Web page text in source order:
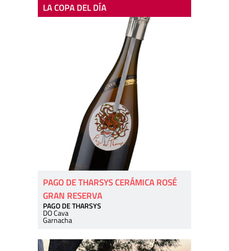
LA COPA DEL DÍA
PAGO DE THARSYS CERÁMICA ROSÉ
GRAN RESERVA
PAGO DE THARSYS
DO Cava
Garnacha